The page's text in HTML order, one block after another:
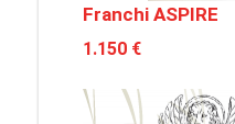
Franchi ASPIRE
1.150 €